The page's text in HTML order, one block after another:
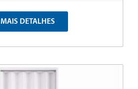
MAIS DETALHES